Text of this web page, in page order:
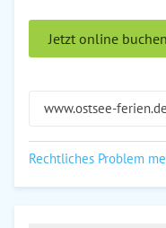
Jetzt online buchen
www.ostsee-
Rechtliches Problem